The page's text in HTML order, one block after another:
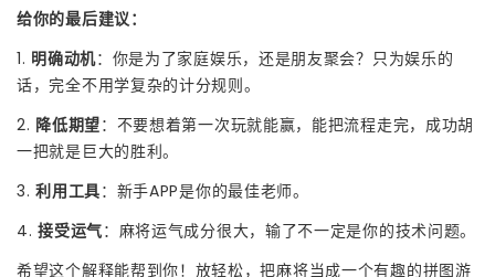
给你的最后建议：
1. 明确动机：你是为了家庭娱乐，还是朋友聚会？只为娱乐的
话，完全不用学复杂的计分规则。
2. 降低期望：不要想着第一次玩就能赢，能把流程走完，成功胡
一把就是巨大的胜利。
3.利用工具：新手APP是你的最佳老师。
4.接受运气：麻将运气成分很大，输了不一定是你的技术问题。
希望这个解释能帮到你！放轻松，把麻将当成一个有趣的拼图游